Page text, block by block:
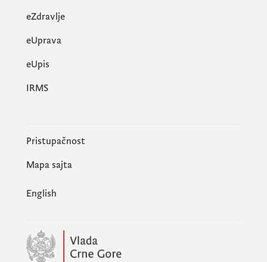
eZdravlje
eUprava
еUpis
IRMS
Pristupačnost
Mapa sajta
English